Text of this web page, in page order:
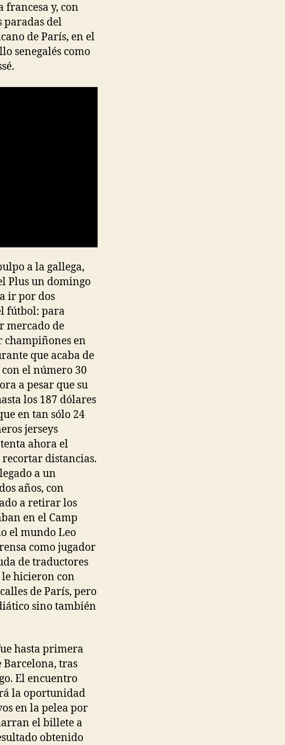
francesa y, con
paradas del
de París, en el
senegalés como
a la gallega,
Plus un domingo
ir por dos
fútbol: para
mercado de
champiñones en
que acaba de
el número 30
a pesar que su
los 187 dólares
en tan sólo 24
jerseys
ahora el
distancias.
a un
años, con
a retirar los
en el Camp
el mundo Leo
como jugador
de traductores
le hicieron con
de París, pero
sino también
hasta primera
tras
El encuentro
la oportunidad
en la pelea por
el billete a
obtenido